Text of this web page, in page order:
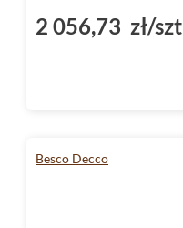
2 056,73 zł/szt
Besco Decco